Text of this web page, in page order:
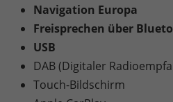
Navigation Europa
Freisprechen über
USB
DAB (Digitaler
Touch-Bildschirm